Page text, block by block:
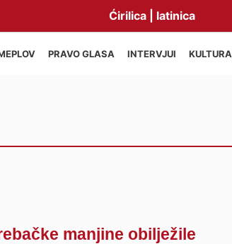
Ćirilica latinica
PRAVO GLASA INTERVJUI KULTURA
manjine obilježile